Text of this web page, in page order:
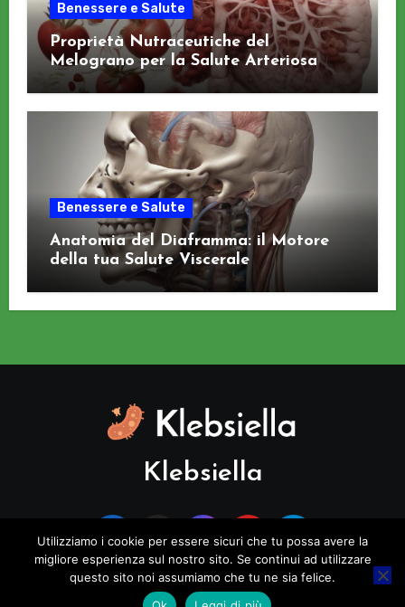
Benessere e Salute
Proprietà Nutraceutiche del
Melograno per la Salute Arteriosa
Benessere e Salute
Anatomia del Diaframma: il Motore
della tua Salute Viscerale
Klebsiella
Utilizziamo i cookie per essere sicuri che tu possa avere la
migliore esperienza sul nostro sito. Se continui ad utilizzare
questo sito noi assumiamo che tu ne sia felice.